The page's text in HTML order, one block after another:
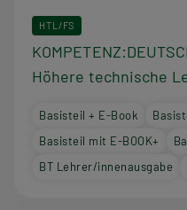
HTL/FS
Höhere technische
Basisteil + E-Book
Basisteil mit E-BOOK+
BT Lehrer/innenausgabe